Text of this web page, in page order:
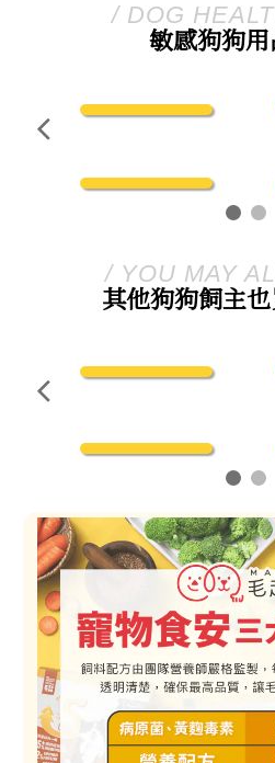
/ DOG
敏感狗狗
/ YOU MAY
其他狗狗飼主